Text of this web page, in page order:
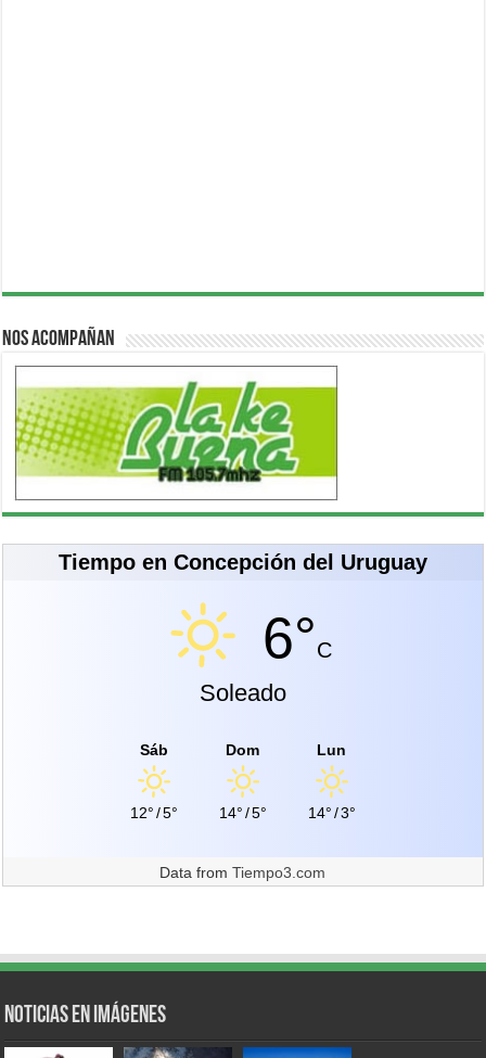
Nos acompañan
Tiempo en Concepción del Uruguay
6°C
Soleado
Sáb
12°/5°
Dom
14°/5°
Lun
14°/3°
Data fromTiempo3.com
Noticias en Imágenes